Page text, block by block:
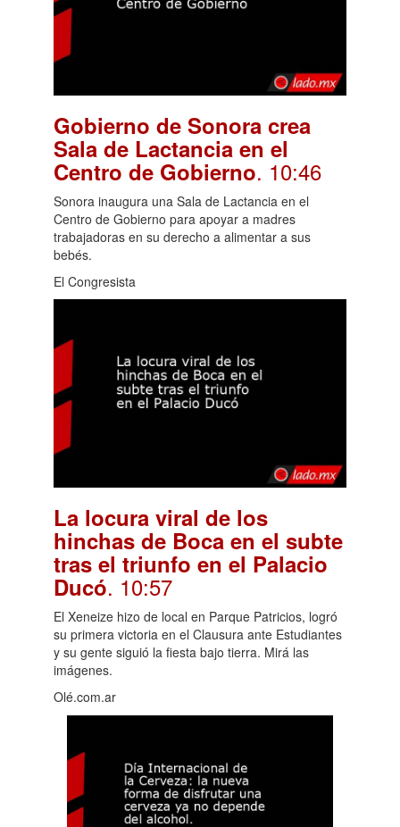
Gobierno de Sonora crea
Sala de Lactancia en el
Centro de Gobierno. 10:46
Sonora inaugura una Sala de Lactancia en el
Centro de Gobierno para apoyar a madres
trabajadoras en su derecho a alimentar a sus
bebés.
El Congresista
La locura viral de los
hinchas de Boca en el subte
tras el triunfo en el Palacio
Ducó. 10:57
El Xeneize hizo de local en Parque Patricios, logró
su primera victoria en el Clausura ante Estudiantes
y su gente siguió la fiesta bajo tierra. Mirá las
imágenes.
Olé.com.ar